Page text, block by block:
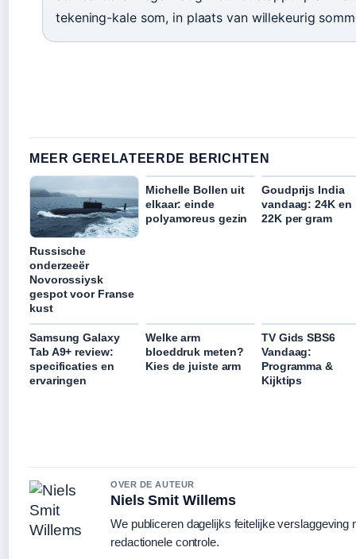
tekening-kale som, in plaats van willekeurig
MEER GERELATEERDE BERICHTEN
Russische
onderzeeër
Novorossiysk
gespot voor Franse
kust
Michelle Bollen uit
elkaar: einde
polyamoreus gezin
Goudprijs India
vandaag: 24K en
22K per gram
Samsung Galaxy
Tab A9+ review:
specificaties en
ervaringen
Welke arm
bloeddruk meten?
Kies de juiste arm
TV Gids SBS6
Vandaag:
Programma &
Kijktips
OVER DE AUTEUR
Niels Smit Willems
We publiceren dagelijks feitelijke verslaggeving
redactionele controle.